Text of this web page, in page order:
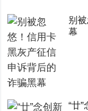
别
幕
“廿